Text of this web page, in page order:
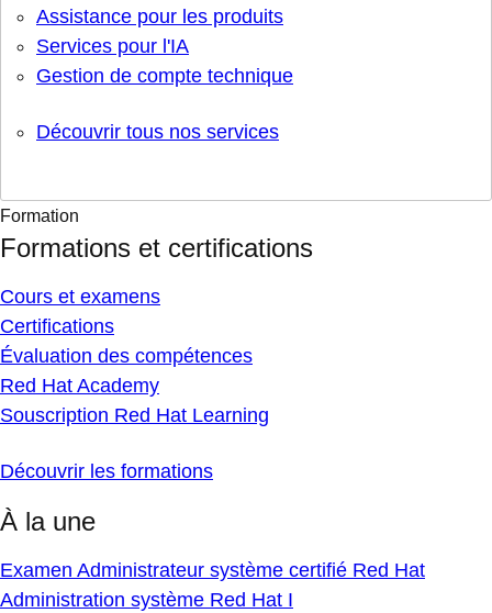
Assistance pour les produits
Services pour l'IA
Gestion de compte technique
Découvrir tous nos services
Formation
Formations et certifications
Cours et examens
Certifications
Évaluation des compétences
Red Hat Academy
Souscription Red Hat Learning
Découvrir les formations
À la une
Examen Administrateur système certifié Red Hat
Administration système Red Hat I